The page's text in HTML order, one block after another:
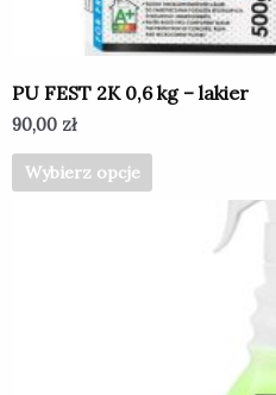
PU FEST 2K 0,6 kg – lakier
90,00 zł
Wybierz opcje